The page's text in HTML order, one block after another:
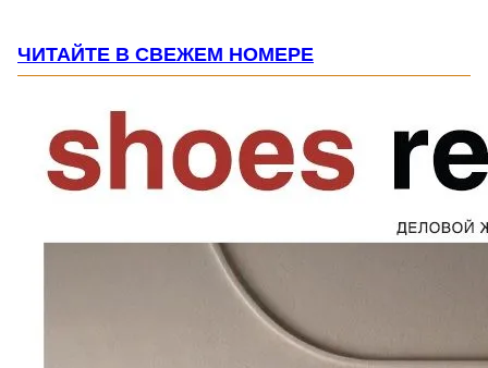
ЧИТАЙТЕ В СВЕЖЕМ НОМЕРЕ